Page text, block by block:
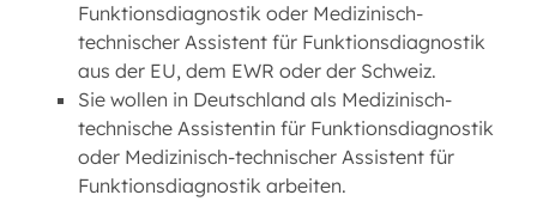
Funktionsdiagnostik oder Medizinisch-
technischer Assistent für Funktionsdiagnostik
aus der EU, dem EWR oder der Schweiz.
Sie wollen in Deutschland als Medizinisch-
technische Assistentin für Funktionsdiagnostik
oder Medizinisch-technischer Assistent für
Funktionsdiagnostik arbeiten.